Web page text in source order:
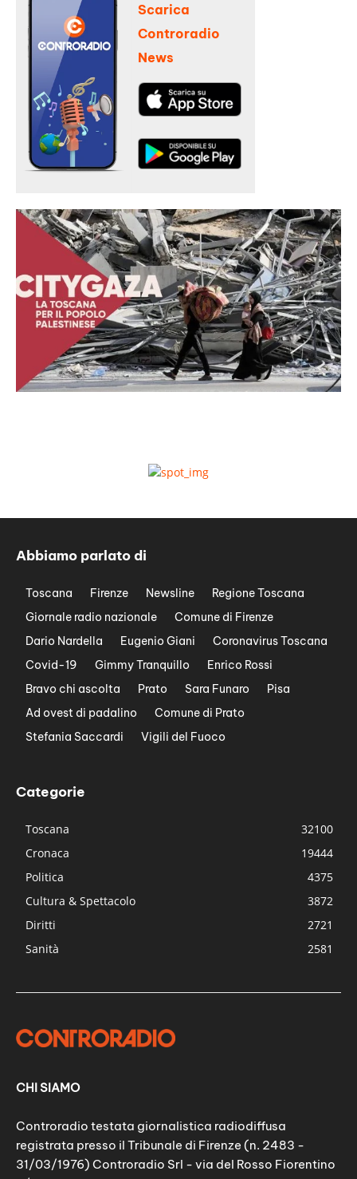
Scarica
Controradio
News
Abbiamo parlato di
Toscana Firenze Newsline
Regione Toscana
Giornale radio nazionale
Comune di Firenze
Dario Nardella
Eugenio Giani
Coronavirus Toscana
Covid-19
Gimmy Tranquillo
Enrico Rossi
Bravo chi ascolta
Prato Sara Funaro
Pisa
Ad ovest di padalino
Comune di Prato
Stefania Saccardi
Vigili del Fuoco
Categorie
Toscana
32100
Cronaca
19444
Politica
4375
Cultura & Spettacolo
3872
Diritti
2721
Sanità
2581
CHI SIAMO
Controradio testata giornalistica radiodiffusa
registrata presso il Tribunale di Firenze (n. 2483 -
31/03/1976) Controradio Srl - via del Rosso Fiorentino